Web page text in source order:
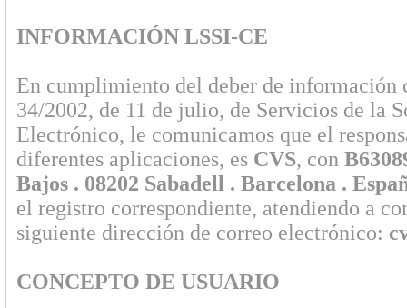
INFORMACIÓN LSSI-CE
En cumplimiento del deber de
34/2002, de 11 de julio, de Servicios de la
Electrónico, le comunicamos que el
diferentes aplicaciones, es CVS, con
Bajos . 08202 Sabadell . Barcelona .
el registro correspondiente, atendiendo a
siguiente dirección de correo electrónico:
CONCEPTO DE USUARIO